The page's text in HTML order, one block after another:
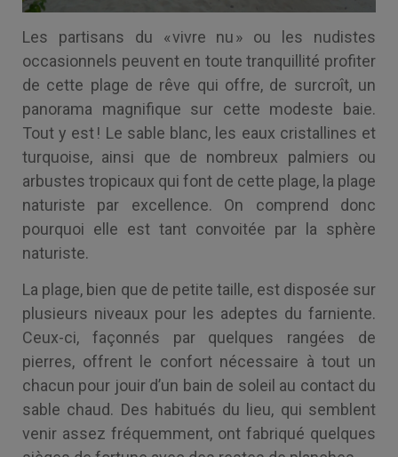
Les partisans du « vivre nu » ou les nudistes
occasionnels peuvent en toute tranquillité profiter
de cette plage de rêve qui offre, de surcroît, un
panorama magnifique sur cette modeste baie.
Tout y est ! Le sable blanc, les eaux cristallines et
turquoise, ainsi que de nombreux palmiers ou
arbustes tropicaux qui font de cette plage, la plage
naturiste par excellence. On comprend donc
pourquoi elle est tant convoitée par la sphère
naturiste.
La plage, bien que de petite taille, est disposée sur
plusieurs niveaux pour les adeptes du farniente.
Ceux-ci, façonnés par quelques rangées de
pierres, offrent le confort nécessaire à tout un
chacun pour jouir d’un bain de soleil au contact du
sable chaud. Des habitués du lieu, qui semblent
venir assez fréquemment, ont fabriqué quelques